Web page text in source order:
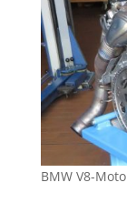
BMW V8-